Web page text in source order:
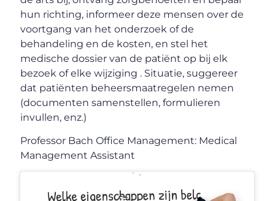
hun richting, informeer deze mensen over de
voortgang van het onderzoek of de
behandeling en de kosten, en stel het
medische dossier van de patiënt op bij elk
bezoek of elke wijziging . Situatie, suggereer
dat patiënten beheersmaatregelen nemen
(documenten samenstellen, formulieren
invullen, enz.)
Professor Bach Office Management: Medical
Management Assistant